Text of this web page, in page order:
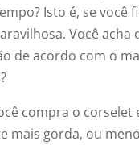
Isto é, se você
Você acha
de acordo com o
compra o corselet
mais gorda, ou